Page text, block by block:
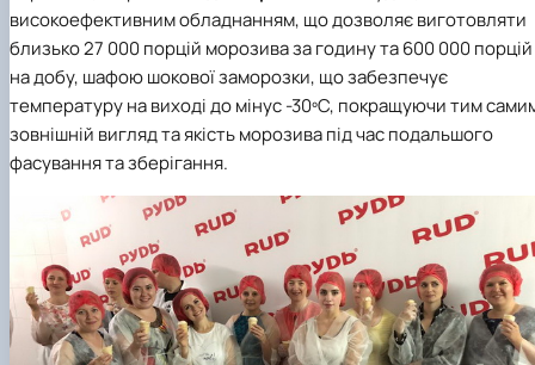
високоефективним обладнанням, що дозволяє виготовляти
близько 27 000 порцій морозива за годину та 600 000 порцій
на добу, шафою шокової заморозки, що забезпечує
температуру на виході до мінус -30ºC, покращуючи тим
зовнішній вигляд та якість морозива під час подальшого
фасування та зберігання.